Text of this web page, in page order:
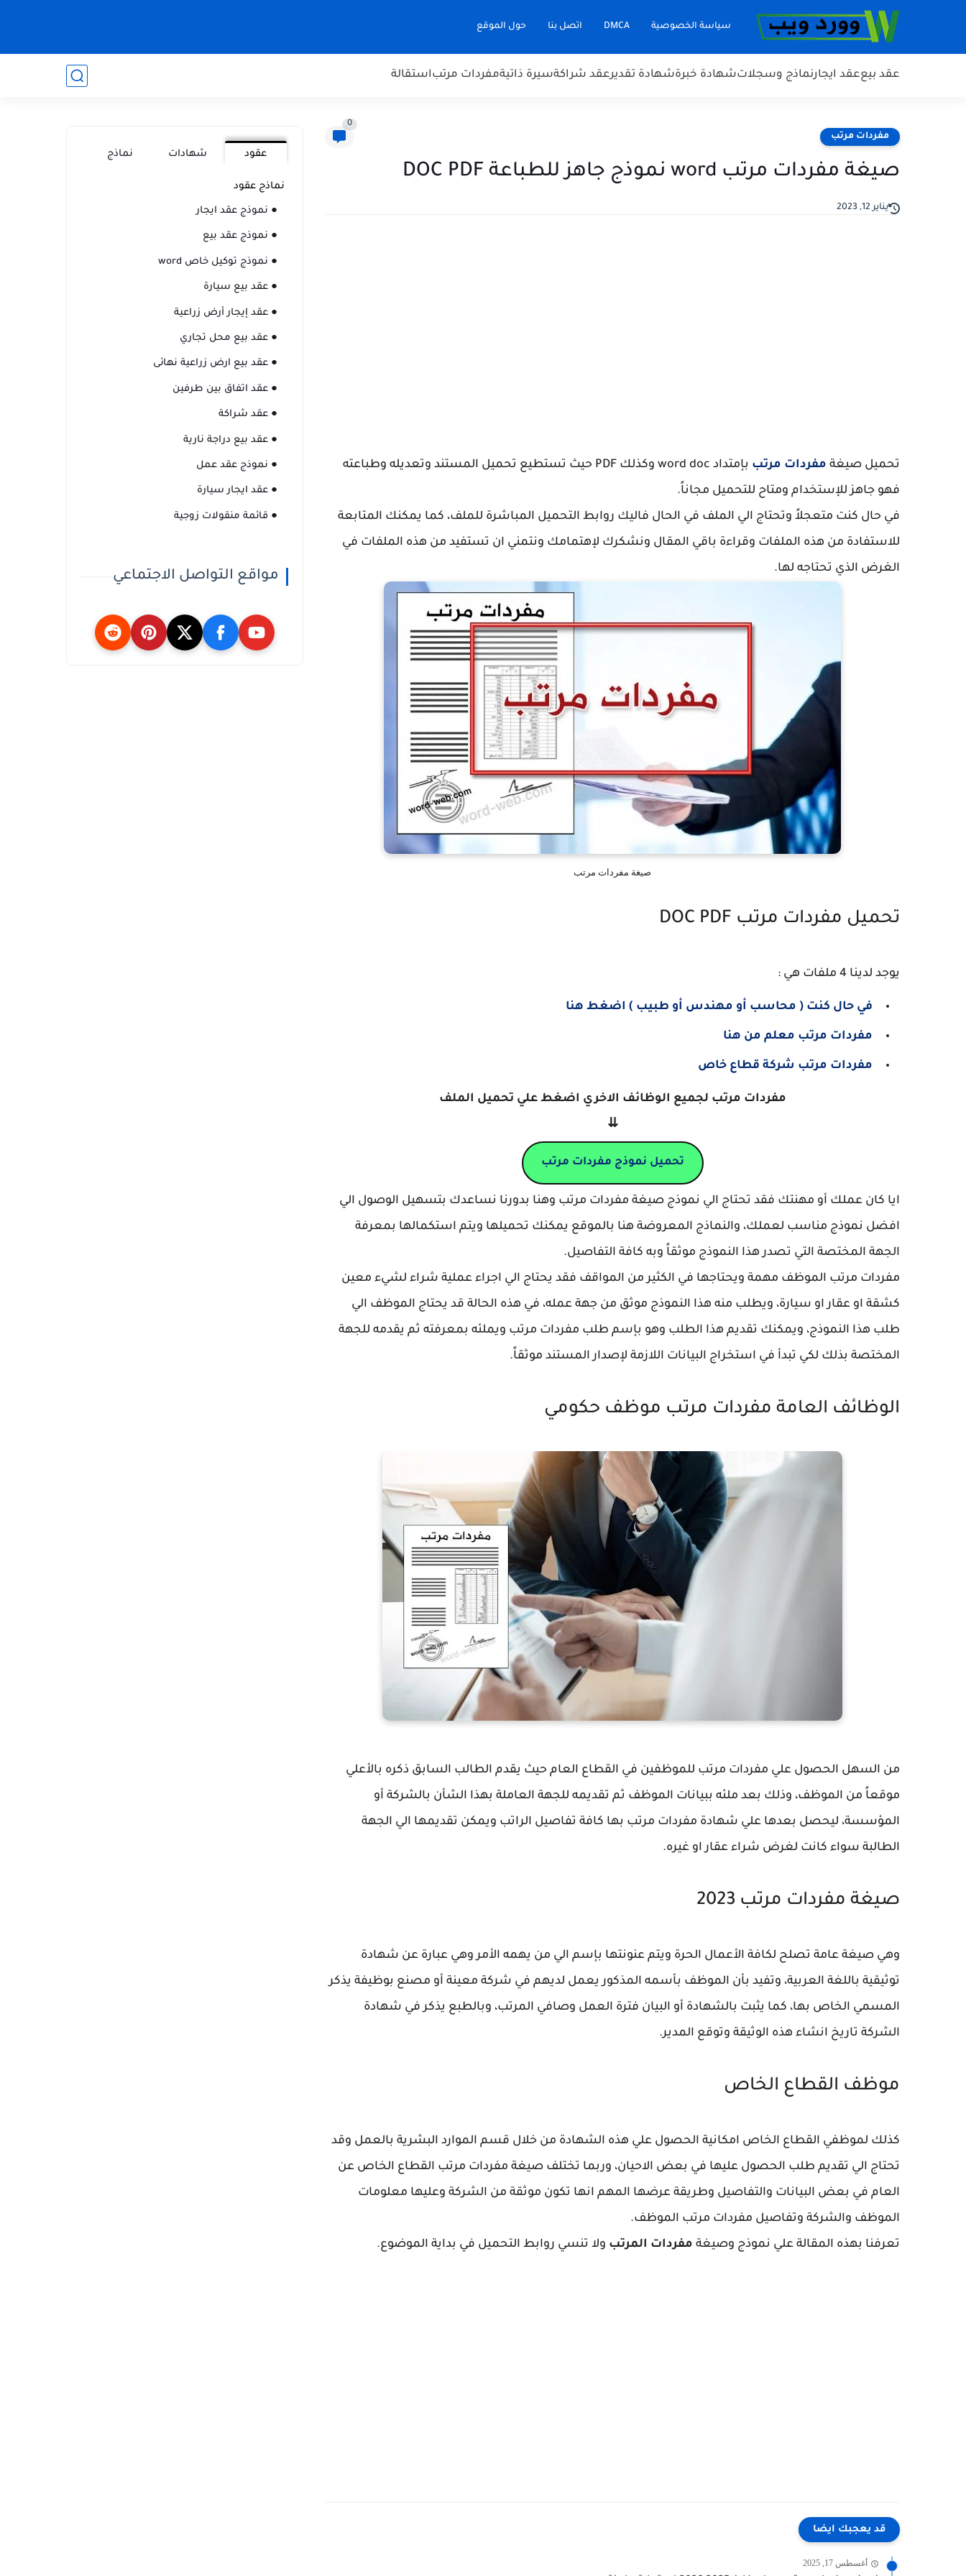
سياسة الخصوصية DMCA اتصل بنا حول الموقع
عقد بيععقد ايجارنماذج وسجلاتشهادة خبرةشهادة تقديرعقد شراكةسيرة ذاتيةمفردات مرتباستقالة
مفردات مرتب
0
صيغة مفردات مرتب word نموذج جاهز للطباعة DOC PDF
يناير 12, 2023
تحميل صيغة مفردات مرتب
بإمتداد word doc وكذلك PDF حيث تستطيع تحميل المستند وتعديله وطباعته
فهو جاهز للإستخدام ومتاح للتحميل مجاناً.
في حال كنت متعجلاً وتحتاج الي الملف في الحال فاليك روابط التحميل المباشرة للملف، كما يمكنك المتابعة
للاستفادة من هذه الملفات وقراءة باقي المقال ونشكرك لإهتمامك ونتمني ان تستفيد من هذه الملفات في
الغرض الذي تحتاجه لها.
صيغة مفردات مرتب
تحميل مفردات مرتب DOC PDF
يوجد لدينا 4 ملفات هي :
في حال كنت ( محاسب أو مهندس أو طبيب ) اضغط هنا
مفردات مرتب معلم من هنا
مفردات مرتب شركة قطاع خاص
مفردات مرتب لجميع الوظائف الاخري اضغط علي تحميل الملف
⇊
تحميل نموذج مفردات مرتب
ايا كان عملك أو مهنتك فقد تحتاج الي نموذج صيغة مفردات مرتب وهنا بدورنا نساعدك بتسهيل الوصول الي
افضل نموذج مناسب لعملك، والنماذج المعروضة هنا بالموقع يمكنك تحميلها ويتم استكمالها بمعرفة
الجهة المختصة التي تصدر هذا النموذج موثقاً وبه كافة التفاصيل.
مفردات مرتب الموظف مهمة ويحتاجها في الكثير من المواقف فقد يحتاج الي اجراء عملية شراء لشيء معين
كشقة او عقار او سيارة، ويطلب منه هذا النموذج موثق من جهة عمله، في هذه الحالة قد يحتاج الموظف الي
طلب هذا النموذج، ويمكنك تقديم هذا الطلب وهو بإسم طلب مفردات مرتب ويملئه بمعرفته ثم يقدمه للجهة
المختصة بذلك لكي تبدأ في استخراج البيانات اللازمة لإصدار المستند موثقاً.
الوظائف العامة مفردات مرتب موظف حكومي
من السهل الحصول علي مفردات مرتب للموظفين في القطاع العام حيث يقدم الطالب السابق ذكره بالأعلي
موقعاً من الموظف، وذلك بعد ملئه ببيانات الموظف ثم تقديمه للجهة العاملة بهذا الشأن بالشركة أو
المؤسسة، ليحصل بعدها علي شهادة مفردات مرتب بها كافة تفاصيل الراتب ويمكن تقديمها الي الجهة
الطالبة سواء كانت لغرض شراء عقار او غيره.
صيغة مفردات مرتب 2023
وهي صيغة عامة تصلح لكافة الأعمال الحرة ويتم عنونتها بإسم الي من يهمه الأمر وهي عبارة عن شهادة
توثيقية باللغة العربية، وتفيد بأن الموظف بأسمه المذكور يعمل لديهم في شركة معينة أو مصنع بوظيفة يذكر
المسمي الخاص بها، كما يثبت بالشهادة أو البيان فترة العمل وصافي المرتب، وبالطبع يذكر في شهادة
الشركة تاريخ انشاء هذه الوثيقة وتوقع المدير.
موظف القطاع الخاص
كذلك لموظفي القطاع الخاص امكانية الحصول علي هذه الشهادة من خلال قسم الموارد البشرية بالعمل وقد
تحتاج الي تقديم طلب الحصول عليها في بعض الاحيان، وربما تختلف صيغة مفردات مرتب القطاع الخاص عن
العام في بعض البيانات والتفاصيل وطريقة عرضها المهم انها تكون موثقة من الشركة وعليها معلومات
الموظف والشركة وتفاصيل مفردات مرتب الموظف.
تعرفنا بهذه المقالة علي نموذج وصيغة مفردات المرتب ولا تنسي روابط التحميل في بداية الموضوع.
قد يعجبك ايضا
أغسطس 17, 2025
عقود شهادات نماذج
نماذج عقود
● نموذج عقد ايجار
● نموذج عقد بيع
● نموذج توكيل خاص word
● عقد بيع سيارة
● عقد إيجار أرض زراعية
● عقد بيع محل تجاري
● عقد بيع ارض زراعية نهائى
● عقد اتفاق بين طرفين
● عقد شراكة
● عقد بيع دراجة نارية
● نموذج عقد عمل
● عقد ايجار سيارة
● قائمة منقولات زوجية
مواقع التواصل الاجتماعي